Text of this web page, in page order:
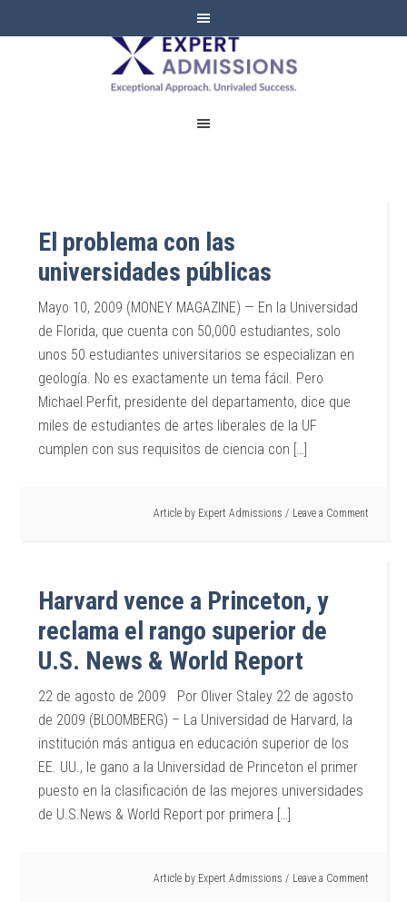
EXPERT
ADMISSIONS
El problema con las
universidades públicas
Mayo 10, 2009 (MONEY MAGAZINE) — En la Universidad
de Florida, que cuenta con 50,000 estudiantes, solo
unos 50 estudiantes universitarios se especializan en
geología. No es exactamente un tema fácil. Pero
Michael Perfit, presidente del departamento, dice que
miles de estudiantes de artes liberales de la UF
cumplen con sus requisitos de ciencia con […]
Article by Expert Admissions Leave a Comment
Harvard vence a Princeton, y
reclama el rango superior de
U.S. News & World Report
22 de agosto de 2009 Por Oliver Staley 22 de agosto
de 2009 (BLOOMBERG) – La Universidad de Harvard, la
institución más antigua en educación superior de los
EE. UU., le gano a la Universidad de Princeton el primer
puesto en la clasificación de las mejores universidades
de U.S.News & World Report por primera […]
Article by Expert Admissions Leave a Comment